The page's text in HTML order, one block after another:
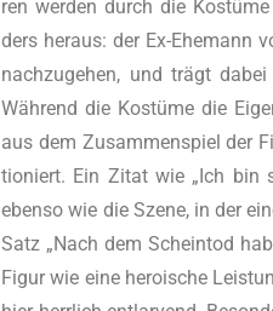
ren wer­den durch die
ders her­aus: der Ex-Ehe­mann
nach­zu­ge­hen, und trägt
Wäh­rend die Kos­tü­me die
aus dem Zusam­men­spiel der
tio­niert. Ein Zitat wie „Ich bin
eben­so wie die Sze­ne, in der
Satz „Nach dem Schein­tod
Figur wie eine heroi­sche